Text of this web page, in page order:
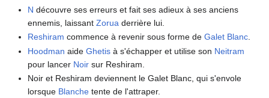
N découvre ses erreurs et fait ses adieux à ses anciens
ennemis, laissantZorua derrière lui.
Reshiram commence à revenir sous forme deGalet Blanc.
Hoodman aideGhetis à s'échapper et utilise son Neitram
pour lancer Noir sur Reshiram.
Noir et Reshiram deviennent le Galet Blanc, qui s'envole
lorsque Blanche tente de l'attraper.